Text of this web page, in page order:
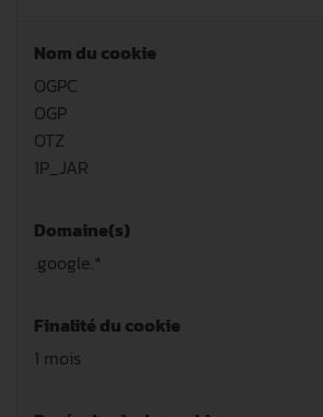
Nom du cookie
OGPC
OGP
OTZ
1P_JAR
Domaine(s)
.google.*
Finalité du cookie
1 mois